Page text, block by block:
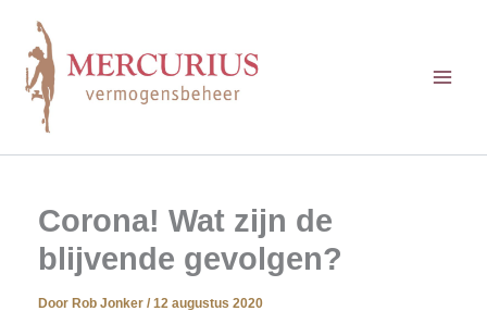
inhoud
Corona! Wat zijn de
blijvende gevolgen?
Door Rob Jonker / 12 augustus 2020